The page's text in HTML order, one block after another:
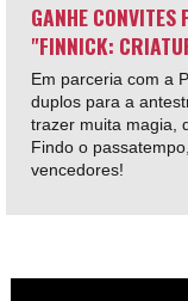
GANHE
"FINNICK:
Em parceria com a
duplos para a
trazer muita magia,
Findo o
vencedores!